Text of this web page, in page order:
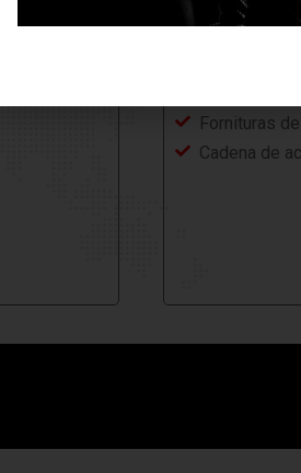
Fornituras
Cadena de